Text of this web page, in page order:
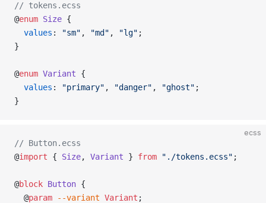
// tokens.ecss
@enum Size {
  values
: "sm" , "md" , "lg" ;
}
@enum Variant {
  values
: "primary" , "danger" , "ghost" ;
}
ecss
// Button.ecss
@import { Size, Variant } from "./tokens.ecss" ;
@block Button {
  @
param --variant Variant ;